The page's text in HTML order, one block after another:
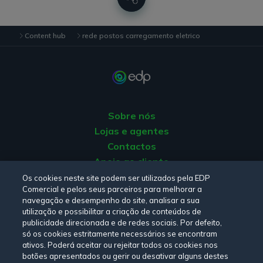
a sua capacidade, mais tempo levará a ter a
bateria de 40 kWh (capacidade típica de um
de 80 kWh (capacidade típica de um SUV grande)
carregador utilizado:
se a potência for menor
(postos de carregamento rápido com corrente
tempo. Por exemplo, um carregador convencional
possui uma potência entre 3,7 e 7,4 kW e um
carregador rápido, de 50 kW.
Nível de bateria inicial:nos primeiros e últimos
20 % de bateria, a velocidade de carregamento
diminui para preservar a vida útil da bateria. É
Content hub rede postos carregamento eletrico
Sobre nós
Lojas e agentes
Contactos
Apoio ao cliente
Origem da energia
Livro de reclamações
Consulte a nossa Política de privacidade, Política de cookies
Termos e CondiçõeseDeclaração de Acessibilidade.
Os cookies neste site podem ser utilizados pela EDP
Comercial e pelos seus parceiros para melhorar a
navegação e desempenho do site, analisar a sua
utilização e possibilitar a criação de conteúdos de
publicidade direcionada e de redes sociais. Por defeito,
só os cookies estritamente necessários se encontram
ativos. Poderá aceitar ou rejeitar todos os cookies nos
botões apresentados ou gerir ou desativar alguns destes